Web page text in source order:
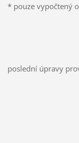
* pouze vypočtený
poslední úpravy